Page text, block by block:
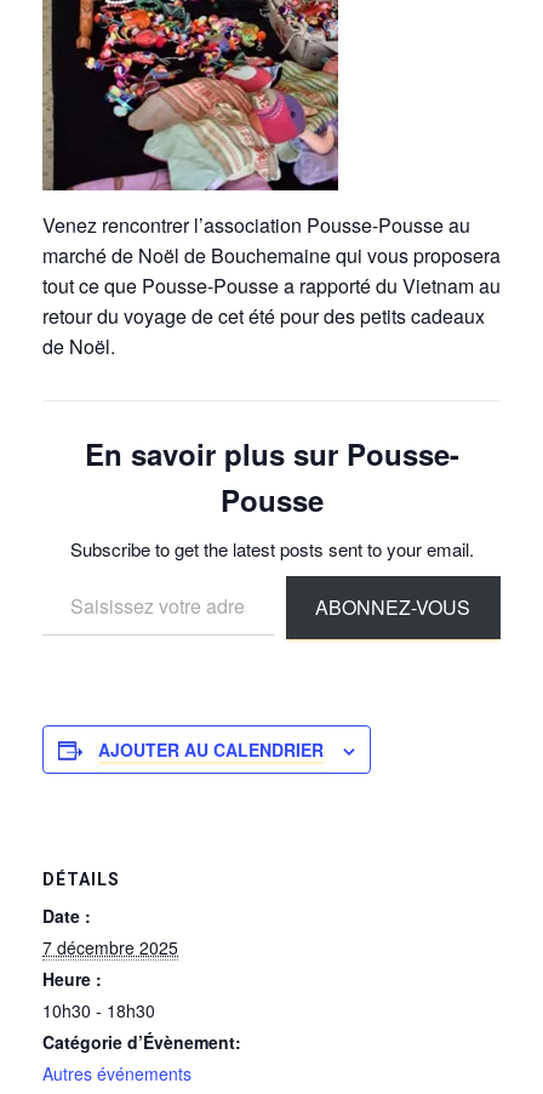
Venez rencontrer l’association Pousse-Pousse au
marché de Noël de Bouchemainequi vous proposera
tout ce que Pousse-Pousse a rapporté du Vietnam au
retour du voyage de cet été pour des petits cadeaux
de Noël.
En savoir plus sur Pousse-
Pousse
Subscribe to get the latest posts sent to your email.
ABONNEZ-VOUS
AJOUTER AU CALENDRIER
DÉTAILS
Date :
7 décembre 2025
Heure :
10h30 - 18h30
Catégorie d’Évènement:
Autres événements